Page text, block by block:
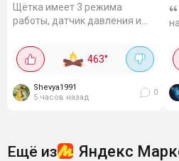
Щётка имеет 3 режима
работы, датчик давления и
более эффективной и
безопасной.
Антибактериальная щетина
DuPont, есть...
463°
Shevya1991
5 часов назад
0
Ещё из Яндекс